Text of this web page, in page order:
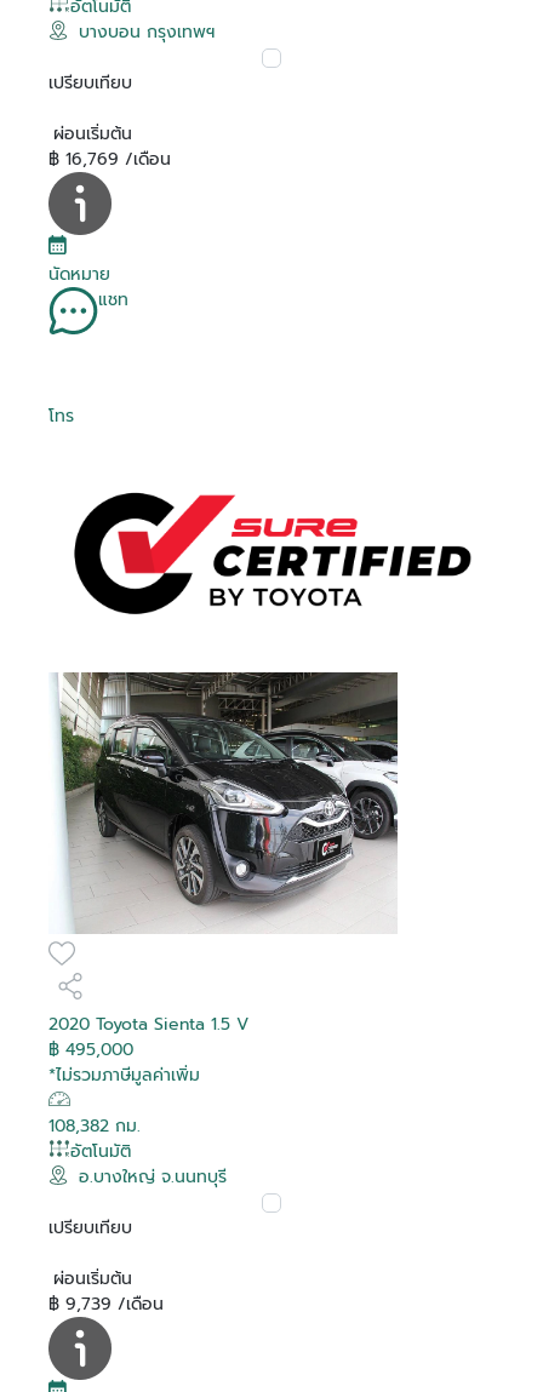
อัตโนมัติ
บางบอน กรุงเทพฯ
เปรียบเทียบ
ผ่อนเริ่มต้น
฿ 16,769 /เดือน
นัดหมาย
แชท
โทร
2020 Toyota Sienta 1.5 V
฿ 495,000
*ไม่รวมภาษีมูลค่าเพิ่ม
108,382 กม.
อัตโนมัติ
อ.บางใหญ่ จ.นนทบุรี
เปรียบเทียบ
ผ่อนเริ่มต้น
฿ 9,739 /เดือน